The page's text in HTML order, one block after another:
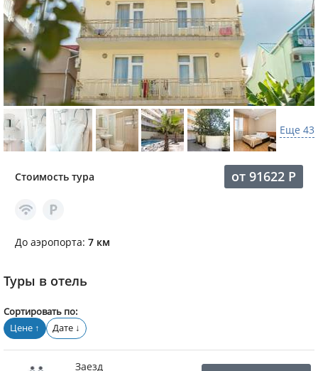
Еще 43
Стоимость тура от 91622 Р
До аэропорта: 7 км
Туры в отель
Сортировать по:
Цене ↑ Дате ↓
Заезд